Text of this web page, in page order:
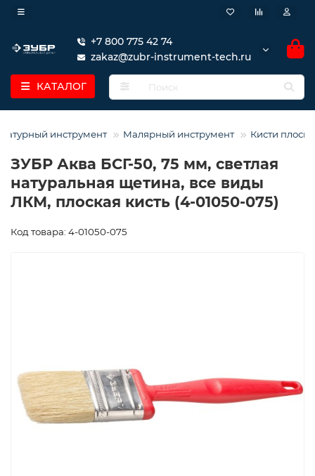
+7 800 775 42 74
zakaz@zubr-instrument-tech.ru
КАТАЛОГ
инструмент Малярный инструмент Кисти
ЗУБР Аква БСГ-50, 75 мм, светлая
натуральная щетина, все виды
ЛКМ, плоская кисть (4-01050-075)
Код товара: 4-01050-075